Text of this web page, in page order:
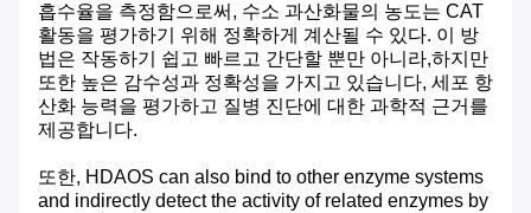
흡수율을 측정함으로써, 수소 과산화물의 농도는 CAT
활동을 평가하기 위해 정확하게 계산될 수 있다. 이 방
법은 작동하기 쉽고 빠르고 간단할 뿐만 아니라,하지만
또한 높은 감수성과 정확성을 가지고 있습니다, 세포 항
산화 능력을 평가하고 질병 진단에 대한 과학적 근거를
제공합니다.
또한, HDAOS can also bind to other enzyme systems
and indirectly detect the activity of related enzymes by